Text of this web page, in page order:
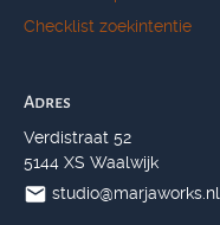
Checklist zoekintentie
Adres
Verdistraat 52
5144 XS Waalwijk
studio@marjaworks.nl